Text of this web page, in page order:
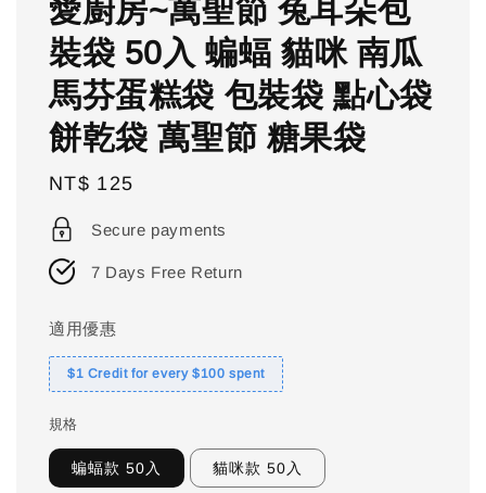
愛廚房~萬聖節 兔耳朵包
裝袋 50入 蝙蝠 貓咪 南瓜
馬芬蛋糕袋 包裝袋 點心袋
餅乾袋 萬聖節 糖果袋
Regular
price
NT$ 125
Secure payments
7 Days Free Return
適用優惠
$1 Credit for every $100 spent
規格
蝙蝠款 50入 貓咪款 50入